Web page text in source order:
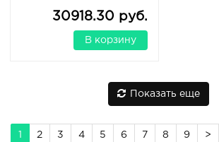
30918.30 руб.
В корзину
Показать еще
1 2 3 4 5 6 7 8 9 >